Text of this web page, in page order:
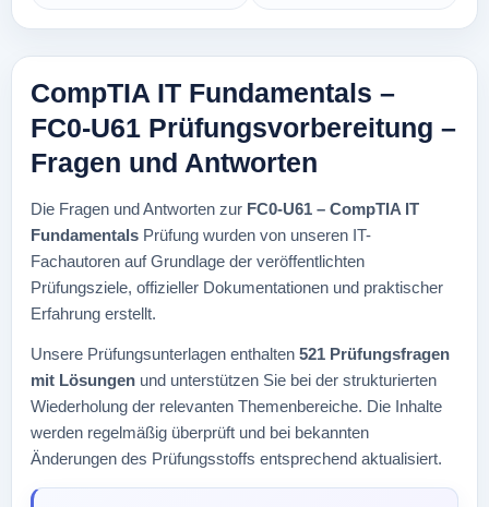
CompTIA IT Fundamentals –
FC0-U61 Prüfungsvorbereitung –
Fragen und Antworten
Die Fragen und Antworten zur FC0-U61 – CompTIA IT
Fundamentals Prüfung wurden von unseren IT-
Fachautoren auf Grundlage der veröffentlichten
Prüfungsziele, offizieller Dokumentationen und praktischer
Erfahrung erstellt.
Unsere Prüfungsunterlagen enthalten 521 Prüfungsfragen
mit Lösungen und unterstützen Sie bei der strukturierten
Wiederholung der relevanten Themenbereiche. Die Inhalte
werden regelmäßig überprüft und bei bekannten
Änderungen des Prüfungsstoffs entsprechend aktualisiert.